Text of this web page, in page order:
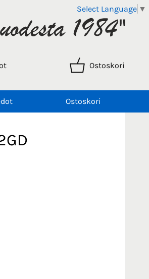
Select Language ▼
Ostoskori
Ostoskori